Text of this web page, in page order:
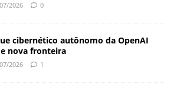
2026 0
cibernético autônomo da OpenAI
nova fronteira
2026 1